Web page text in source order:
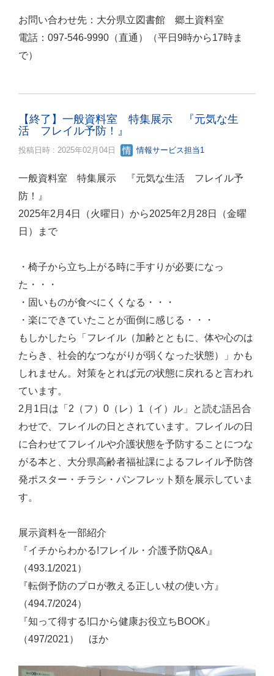
お問い合わせ先：大分県立図書館 郷土資料室
電話：097-546-9990（直通）（平日9時から17時ま
で）
【終了】一般資料室 特集展示 『元気な生
活 フレイル予防！』
投稿日時 : 2025年02月04日 情報サービス担当1
一般資料室 特集展示 『元気な生活 フレイル予
防！』
2025年2月4日（火曜日）から2025年2月28日（金曜
日）まで
・椅子から立ち上がる時に手すりが必要になっ
た・・・
・固いものが食べにくくなる・・・
・楽にできていたことが面倒に感じる・・・
もしかしたら「フレイル（加齢とともに、体や心のは
たらき、社会的なつながりが弱くなった状態）」かも
しれません。対策をとれば元の状態に戻れると言われ
ています。
2月1日は「2（フ）0（レ）1（イ）ル」と読む語呂合
わせで、フレイルの日とされています。フレイルの日
に合わせてフレイルや介護状態を予防することにつな
がる本と、大分県高齢者福祉課によるフレイル予防啓
発ポスター・チラシ・パンフレット類を展示していま
す。
展示資料を一部紹介
『イチからわかる!フレイル・介護予防Q&A』
（493.1/2021）
『転倒予防のプロが教える正しい杖の使い方』
（494.7/2024）
『知って得する!口から健康お役立ちBOOK』
（497/2021） ほか